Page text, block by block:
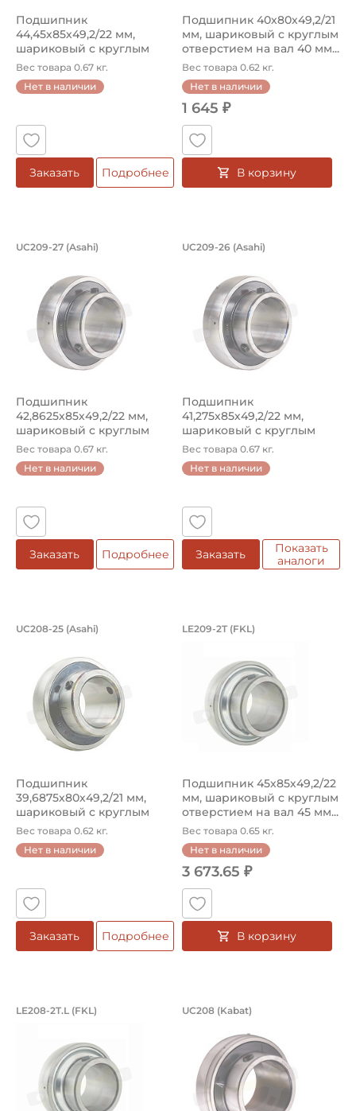
Подшипник
44,45х85х49,2/22 мм,
шариковый с круглым
отверстием на вал 44...
Вес товара 0.67 кг.
Нет в наличии
Заказать Подробнее
Подшипник 40х80х49,2/21
мм, шариковый с круглым
отверстием на вал 40 мм...
Вес товара 0.62 кг.
Нет в наличии
1 645 ₽
В корзину
Подшипник 42,8625х85х49,2/22 мм,
UC209-27 (Asahi)
Подшипник
42,8625х85х49,2/22 мм,
шариковый с круглым
отверстием на вал ...
Вес товара 0.67 кг.
Нет в наличии
Заказать Подробнее
Подшипник
UC209-26 (Asahi)
Подшипник
41,275х85х49,2/22 мм,
шариковый с круглым
отверстием на вал 4...
Вес товара 0.67 кг.
Нет в наличии
Заказать
Показать
аналоги
Подшипник 39,6875х80х49,2/21 мм,
UC208-25 (Asahi)
Подшипник
39,6875х80х49,2/21 мм,
шариковый с круглым
отверстием на вал ...
Вес товара 0.62 кг.
Нет в наличии
Заказать Подробнее
Подшипник
LE209-2T (FKL)
Подшипник 45х85х49,2/22
мм, шариковый с круглым
отверстием на вал 45 мм...
Вес товара 0.65 кг.
Нет в наличии
3 673.65 ₽
В корзину
Подшипник усиленный 40х80х49,2/
LE208-2T.L (FKL) Подшипник
UC208 (Kabat)